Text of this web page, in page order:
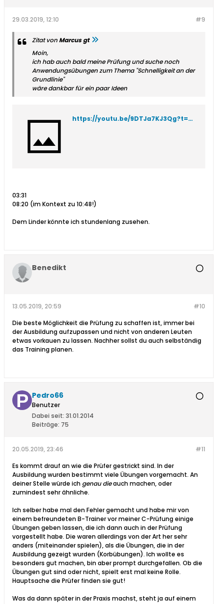
#9
29.03.2019, 12:10
Zitat vonMarcus gt
Moin,
ich hab auch bald meine Prüfung und suche noch
Anwendungsübungen zum Thema "Schnelligkeit an der
Grundlinie"
wäre dankbar für ein paar Ideen
https://youtu.be/9DTJa7KJ3Qg?t=211
03:31
08:20 (im Kontext zu 10:48!)
Dem Linder könnte ich stundenlang zusehen.
Benedikt
#10
13.05.2019, 20:59
Die beste Möglichkeit die Prüfung zu schaffen ist, immer bei
der Ausbildung aufzupassen und nicht von anderen Leuten
etwas vorkauen zu lassen. Nachher sollst du auch selbständig
das Training planen.
Pedro66
Benutzer
Dabei seit: 31.01.2014
Beiträge: 75
#11
20.05.2019, 23:46
Es kommt drauf an wie die Prüfer gestrickt sind. In der
Ausbildung wurden bestimmt viele Übungen vorgemacht. An
deiner Stelle würde ich genau dieauch machen, oder
zumindest sehr ähnliche.
Ich selber habe mal den Fehler gemacht und habe mir von
einem befreundeten B-Trainer vor meiner C-Prüfung einige
Übungen geben lassen, die ich dann auch in der Prüfung
vorgestellt habe. Die waren allerdings von der Art her sehr
anders (miteinander spielen), als die Übungen, die in der
Ausbildung gezeigt wurden (Korbübungen). Ich wollte es
besonders gut machen, bin aber prompt durchgefallen. Ob die
Übungen gut sind oder nicht, spielt erst mal keine Rolle.
Hauptsache die Prüfer finden sie gut!
Was da dann später in der Praxis machst, steht ja auf einem